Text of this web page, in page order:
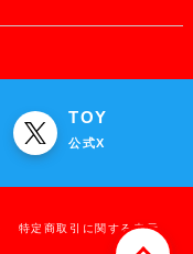
TOY
公式X
特定商取引に関する表示